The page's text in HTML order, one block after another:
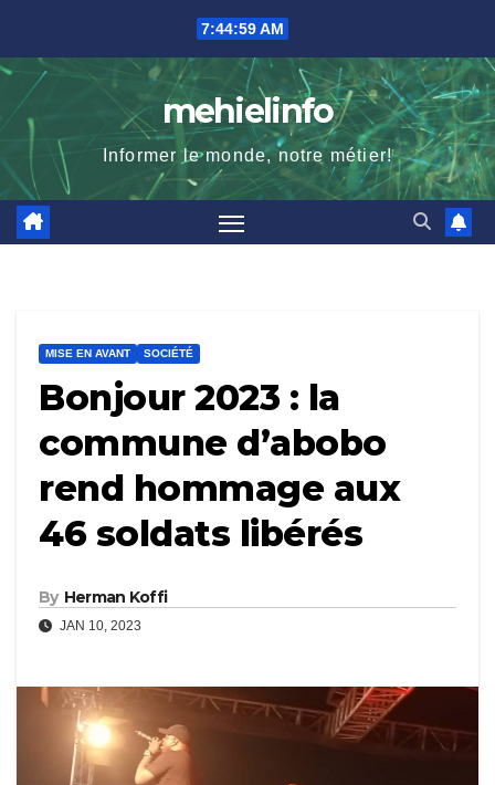
content
7:45:00 AM
mehielinfo
Informer le monde, notre métier!
MISE EN AVANT SOCIÉTÉ
Bonjour 2023 : la
commune d’abobo
rend hommage aux
46 soldats libérés
By Herman Koffi
JAN 10, 2023